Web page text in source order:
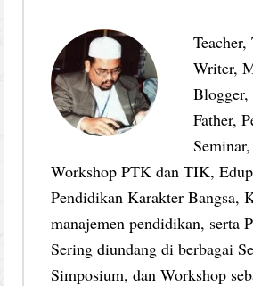
Teacher,
Writer,
Blogger,
Father,
Workshop PTK dan TIK,
Pendidikan Karakter Bangsa,
manajemen pendidikan, serta
Sering diundang di berbagai
Simposium, dan Workshop